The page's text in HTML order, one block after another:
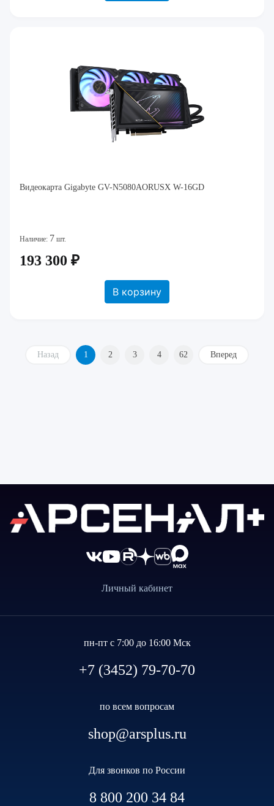
Видеокарта Gigabyte GV-N5080AORUSX W-16GD
Наличие: 7 шт.
193 300 ₽
В корзину
Назад 1 2 3 4 62 Вперед
Личный кабинет
пн-пт с 7:00 до 16:00 Мск
+7 (3452) 79-70-70
по всем вопросам
shop@arsplus.ru
Для звонков по России
8 800 200 34 84